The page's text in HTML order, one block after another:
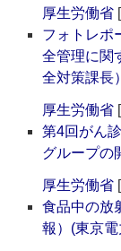
厚生労働省
フォトレポ
全管理に関
全対策課長）
厚生労働省
第4回がん
グループの
厚生労働省
食品中の放
報）(東京